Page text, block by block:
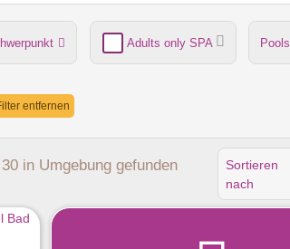
Adults only SPA Pools
entfernen
in Umgebung gefunden
Sortieren
nach